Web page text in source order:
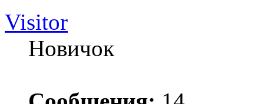
Visitor
Новичок